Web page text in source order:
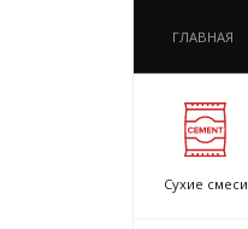
ГЛАВНАЯ
Сухие смеси